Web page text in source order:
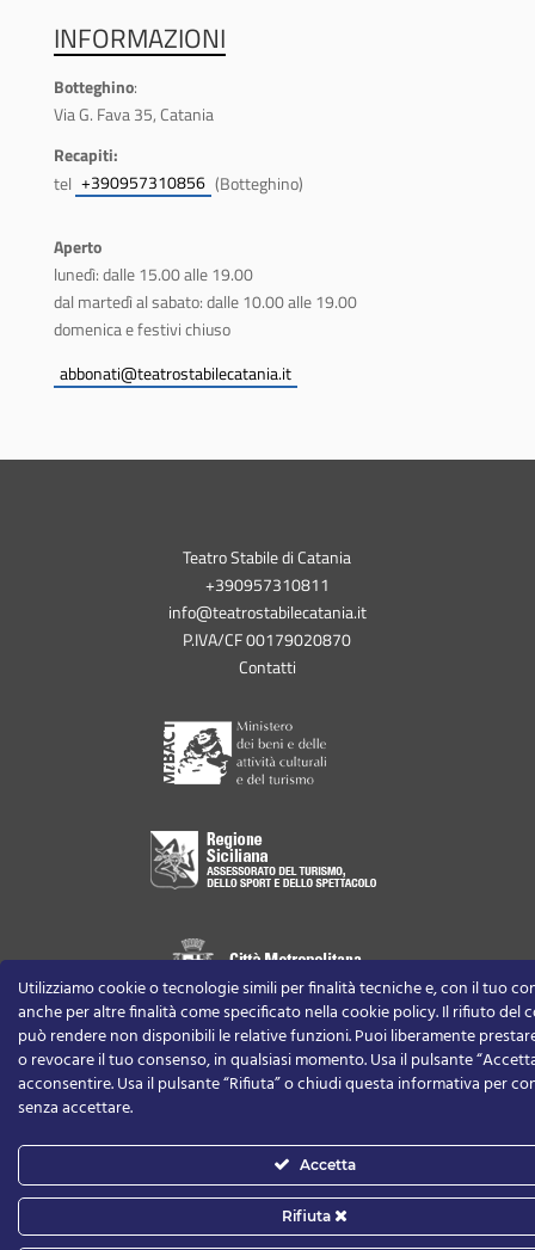
INFORMAZIONI
Botteghino:
Via G. Fava 35, Catania
Recapiti:
tel +390957310856 (Botteghino)
Aperto
lunedì: dalle 15.00 alle 19.00
dal martedì al sabato: dalle 10.00 alle 19.00
domenica e festivi chiuso
abbonati@teatrostabilecatania.it
Teatro Stabile di Catania
+390957310811
info@teatrostabilecatania.it
P.IVA/CF 00179020870
Contatti
Utilizziamo cookie o tecnologie simili per finalità tecniche e, con il tuo
anche per altre finalità come specificato nella cookie policy. Il rifiuto del
può rendere non disponibili le relative funzioni.Puoi liberamente
o revocare il tuo consenso, in qualsiasi momento.Usa il pulsante
acconsentire. Usa il pulsante “Rifiuta” o chiudi questa informativa per
senza accettare.
Accetta
Rifiuta